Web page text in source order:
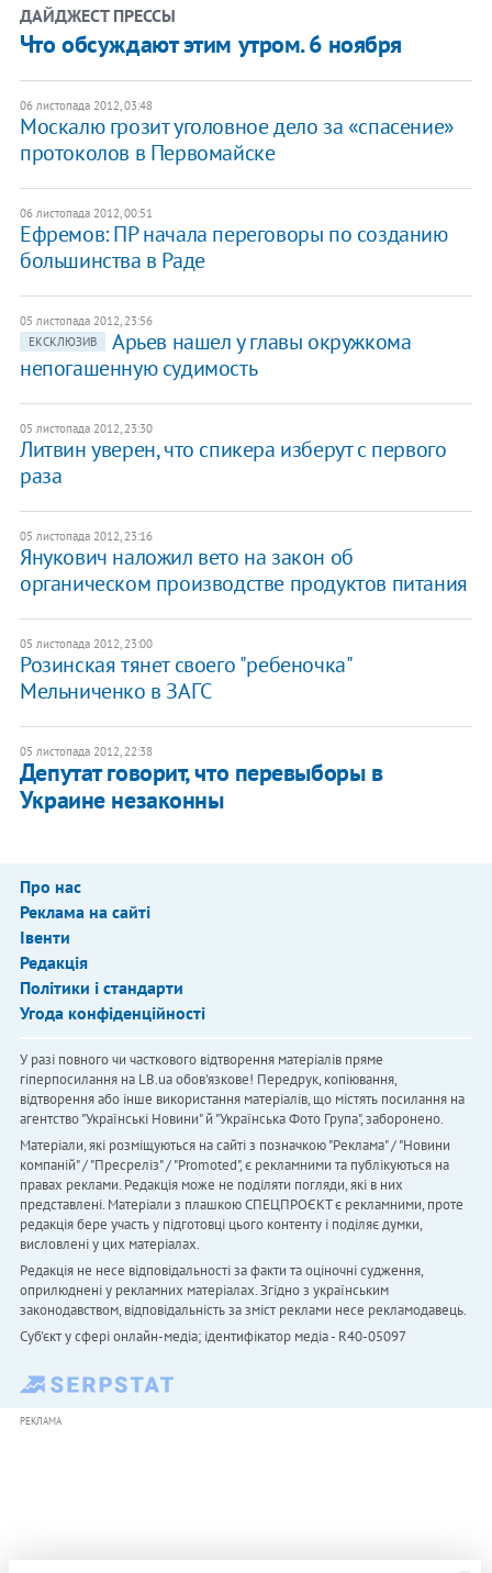
ДАЙДЖЕСТ ПРЕССЫ
Что обсуждают этим утром. 6 ноября
06 листопада 2012, 03:48
Москалю грозит уголовное дело за «спасение»
протоколов в Первомайске
06 листопада 2012, 00:51
Ефремов: ПР начала переговоры по созданию
большинства в Раде
05 листопада 2012, 23:56
ЕКСКЛЮЗИВ
Арьев нашел у главы окружкома
непогашенную судимость
05 листопада 2012, 23:30
Литвин уверен, что спикера изберут с первого
раза
05 листопада 2012, 23:16
Янукович наложил вето на закон об
органическом производстве продуктов питания
05 листопада 2012, 23:00
Розинская тянет своего "ребеночка"
Мельниченко в ЗАГС
05 листопада 2012, 22:38
Депутат говорит, что перевыборы в
Украине незаконны
Про нас
Реклама на сайті
Івенти
Редакція
Політики і стандарти
Угода конфіденційності
У разі повного чи часткового відтворення матеріалів пряме
гіперпосилання на LB.ua обов'язкове! Передрук, копіювання,
відтворення або інше використання матеріалів, що містять посилання на
агентство "Українськi Новини" й "Українська Фото Група", заборонено.
Матеріали, які розміщуються на сайті з позначкою "Реклама" / "Новини
компаній" / "Пресреліз" / "Promoted", є рекламними та публікуються на
правах реклами. Редакція може не поділяти погляди, які в них
представлені. Матеріали з плашкою СПЕЦПРОЄКТ є рекламними, проте
редакція бере участь у підготовці цього контенту і поділяє думки,
висловлені у цих матеріалах.
Редакція не несе відповідальності за факти та оціночні судження,
оприлюднені у рекламних матеріалах. Згідно з українським
законодавством, відповідальність за зміст реклами несе рекламодавець.
Cуб'єкт у сфері онлайн-медіа; ідентифікатор медіа - R40-05097
РЕКЛАМА